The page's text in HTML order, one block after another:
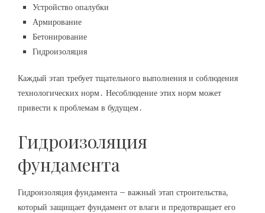
Устройство опалубки
Армирование
Бетонирование
Гидроизоляция
Каждый этап требует тщательного выполнения и соблюдения
технологических норм․ Несоблюдение этих норм может
привести к проблемам в будущем․
Гидроизоляция
фундамента
Гидроизоляция фундамента – важный этап строительства,
который защищает фундамент от влаги и предотвращает его